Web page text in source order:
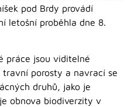
pod Brdy provádí
letošní proběhla dne 8.
práce jsou viditelné
porosty a navrací se
druhů, jako je
obnova biodiverzity v